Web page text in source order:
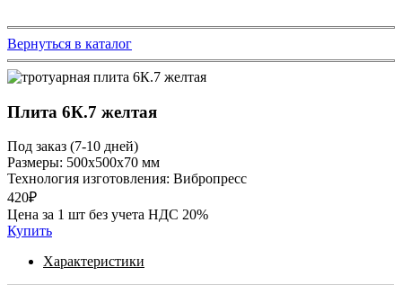
Вернуться в каталог
Плита 6К.7 желтая
Под заказ (7-10 дней)
Размеры: 500x500x70 мм
Технология изготовления: Вибропресс
420₽
Цена за 1 шт без учета НДС 20%
Купить
Характеристики